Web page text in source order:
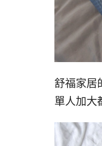
舒福家居
單人加大